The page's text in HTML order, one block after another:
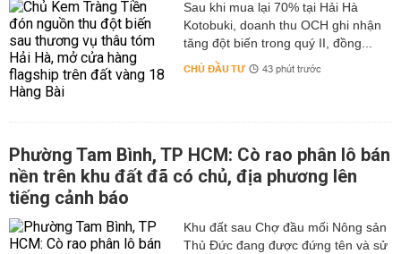
Sau khi mua lại 70% tại Hải Hà
Kotobuki, doanh thu OCH ghi nhận
tăng đột biến trong quý II, đồng...
CHỦ ĐẦU TƯ 43 phút trước
Phường Tam Bình, TP HCM: Cò rao phân lô bán
nền trên khu đất đã có chủ, địa phương lên
tiếng cảnh báo
Khu đất sau Chợ đầu mối Nông sản
Thủ Đức đang được đứng tên và sử